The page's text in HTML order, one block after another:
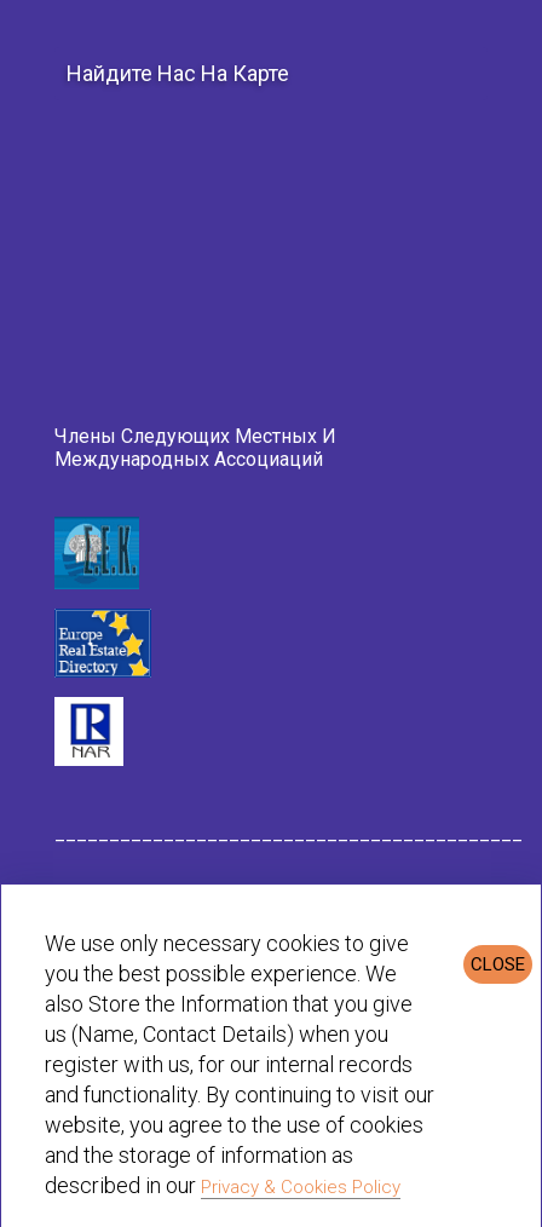
Найдите Нас На Карте
Члены Следующих Местных И
Международных Ассоциаций
Политика конфиденциальности и cookie
© Habit 2001-2025 All rights reserved
CLOSE
We use only necessary cookies to give
you the best possible experience. We
also Store the Information that you give
us (Name, Contact Details) when you
register with us, for our internal records
and functionality. By continuing to visit our
website, you agree to the use of cookies
and the storage of information as
described in our Privacy & Cookies Policy